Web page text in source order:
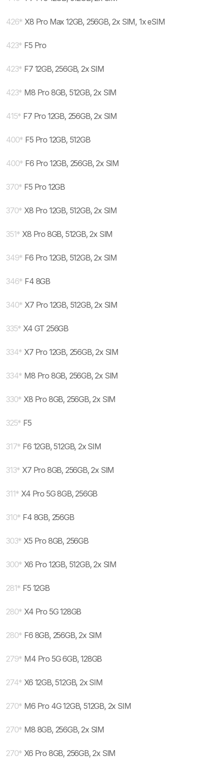
426* X8 Pro Max 12GB, 256GB, 2x SIM, 1x eSIM
423* F5 Pro
423* F7 12GB, 256GB, 2x SIM
423* M8 Pro 8GB, 512GB, 2x SIM
415* F7 Pro 12GB, 256GB, 2x SIM
400* F5 Pro 12GB, 512GB
400* F6 Pro 12GB, 256GB, 2x SIM
370* F5 Pro 12GB
370* X8 Pro 12GB, 512GB, 2x SIM
351* X8 Pro 8GB, 512GB, 2x SIM
349* F6 Pro 12GB, 512GB, 2x SIM
346* F4 8GB
340* X7 Pro 12GB, 512GB, 2x SIM
335* X4 GT 256GB
334* X7 Pro 12GB, 256GB, 2x SIM
334* M8 Pro 8GB, 256GB, 2x SIM
330* X8 Pro 8GB, 256GB, 2x SIM
325* F5
317* F6 12GB, 512GB, 2x SIM
313* X7 Pro 8GB, 256GB, 2x SIM
311* X4 Pro 5G 8GB, 256GB
310* F4 8GB, 256GB
303* X5 Pro 8GB, 256GB
300* X6 Pro 12GB, 512GB, 2x SIM
281* F5 12GB
280* X4 Pro 5G 128GB
280* F6 8GB, 256GB, 2x SIM
279* M4 Pro 5G 6GB, 128GB
274* X6 12GB, 512GB, 2x SIM
270* M6 Pro 4G 12GB, 512GB, 2x SIM
270* M8 8GB, 256GB, 2x SIM
270* X6 Pro 8GB, 256GB, 2x SIM